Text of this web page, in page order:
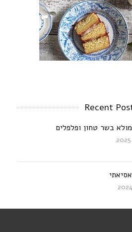
Recent
בשר טחון ופלפלים